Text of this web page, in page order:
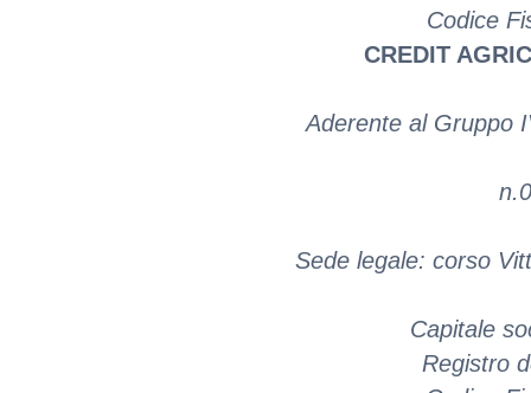
Codice
CREDIT
Aderente al Gruppo
Sede legale: corso
Capitale
Registro